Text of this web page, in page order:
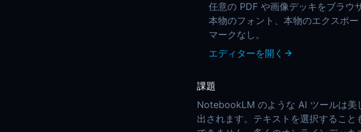
任意の PDF や画像デッキをブラウ
本物のフォント、本物のエクスポ
マークなし。
エディターを開く
課題
NotebookLM のような AI ツールは美
出されます。テキストを選択するこ